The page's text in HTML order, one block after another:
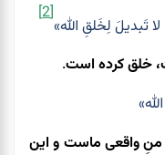
تَبدیلَ لِخَلقِ الله»
[2]
خلق کرده است.
واقعی ماست و این